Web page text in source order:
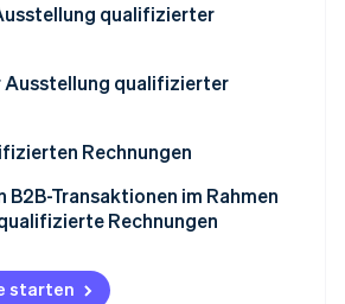
qualifizierter
erhöhen die
dass Sie als Anbieter
Rechnungsstellung
Ausstellung qualifizierter
entsteht eine
für qualifizierte
Rechnungen
Aussteller qualifizierter
müssen für einen
aufbewahrt werden
B2B-Transaktionen im Rahmen
Rechnungen
starten